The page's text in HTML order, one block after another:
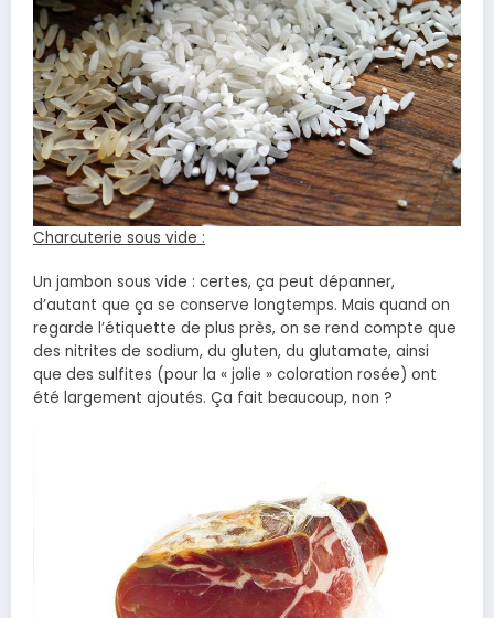
Charcuterie sous vide :
Un jambon sous vide : certes, ça peut dépanner,
d’autant que ça se conserve longtemps. Mais quand on
regarde l’étiquette de plus près, on se rend compte que
des nitrites de sodium, du gluten, du glutamate, ainsi
que des sulfites (pour la « jolie » coloration rosée) ont
été largement ajoutés. Ça fait beaucoup, non ?